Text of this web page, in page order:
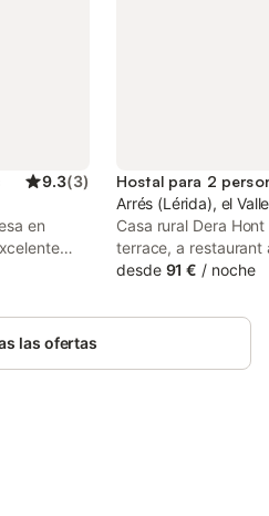
9.3(3)
en
de 4
por lo
Los
Hostal para 2
Arrés (Lérida), el
Casa rural Dera
terrace, a restaurant
The property is
Course and 50 km
desde 91 € / noche
las ofertas